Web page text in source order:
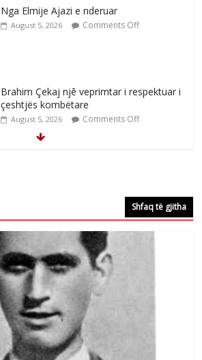
Nga Elmije Ajazi e nderuar
August 5, 2026 Comments Off
Brahim Çekaj njē veprimtar i respektuar i
çeshtjës kombëtare
August 5, 2026 Comments Off
e invalidëve në Fushë Kosovë
Comments Off
Çlirimtari Agron Gërvalla me takime pune
në atdhe të shoqerisë Levizja
August 3, 2026 Comments Off
Postim me vlera nga artistja e mirëfilltë
Mimoza Gjoni
Shfaq të gjitha